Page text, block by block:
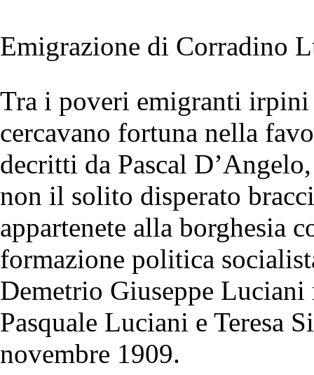
Emigrazione di Corradino
Tra i poveri emigranti
cercavano fortuna nella
decritti da Pascal
non il solito disperato
appartenete alla borghesia
formazione politica
Demetrio Giuseppe
Pasquale Luciani e Teresa
novembre 1909.